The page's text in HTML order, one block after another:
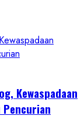
Kewaspadaan
Pencurian